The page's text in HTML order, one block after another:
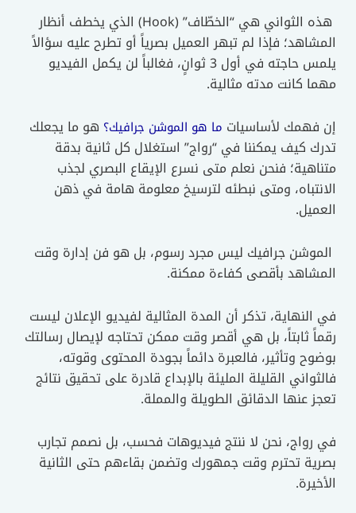
هذه الثواني هي “الخطّاف” (Hook) الذي يخطف أنظار
المشاهد؛ فإذا لم تبهر العميل بصرياً أو تطرح عليه سؤالاً
يلمس حاجته في أول 3 ثوانٍ، فغالباً لن يكمل الفيديو
مهما كانت مدته مثالية.
إن فهمك لأساسيات ما هو الموشن جرافيك؟ هو ما يجعلك
تدرك كيف يمكننا في “رواج” استغلال كل ثانية بدقة
متناهية؛ فنحن نعلم متى نسرع الإيقاع البصري لجذب
الانتباه، ومتى نبطئه لترسيخ معلومة هامة في ذهن
العميل.
الموشن جرافيك ليس مجرد رسوم، بل هو فن إدارة وقت
المشاهد بأقصى كفاءة ممكنة.
في النهاية، تذكر أن المدة المثالية لفيديو الإعلان ليست
رقماً ثابتاً، بل هي أقصر وقت ممكن تحتاجه لإيصال رسالتك
بوضوح وتأثير، فالعبرة دائماً بجودة المحتوى وقوته،
فالثواني القليلة المليئة بالإبداع قادرة على تحقيق نتائج
تعجز عنها الدقائق الطويلة والمملة.
في رواج، نحن لا ننتج فيديوهات فحسب، بل نصمم تجارب
بصرية تحترم وقت جمهورك وتضمن بقاءهم حتى الثانية
الأخيرة.